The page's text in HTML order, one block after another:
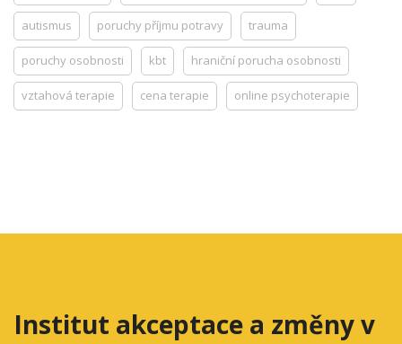
autismus poruchy příjmu potravy trauma
poruchy osobnosti kbt hraniční porucha osobnosti
vztahová terapie cena terapie online psychoterapie
Institut akceptace a změny v